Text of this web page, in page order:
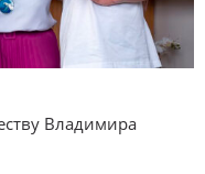
Владимира